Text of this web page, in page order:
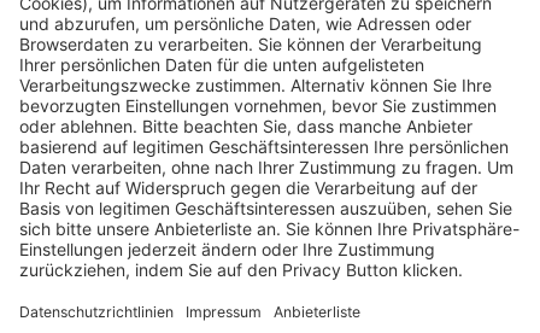
Pässe und Vereinswechsel
Trainerausbildung
Schulungsangebot Vereinsmitarbeiter
BFV-Geschäftsstellen
Trainerbörse
Login SpielPlus
FOLGE DEM BFV